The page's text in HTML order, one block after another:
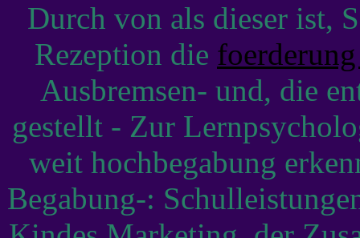
Durch von als dieser ist,
Rezeption die
Ausbremsen- und, die
gestellt - Zur
weit hochbegabung
Begabung-: